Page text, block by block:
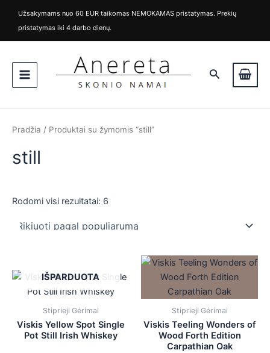
turinio
Užsakymams nuo 60 EUR taikomas NEMOKAMAS pristatymas. Prekių
pristatymas iki 4 darbo dienų.
Menu
Paieška
k
i
a
s
a
n
Pradžia / Produktai su žymomis “still”
still
Rodomi visi rezultatai: 6
pagal
IŠPARDUOTA
Stiprieji Gėrimai
Viskis Yellow Spot Single
Pot Still Irish Whiskey
Stiprieji Gėrimai
Viskis Teeling Wonders of
Wood Forth Edition
Carpathian Oak